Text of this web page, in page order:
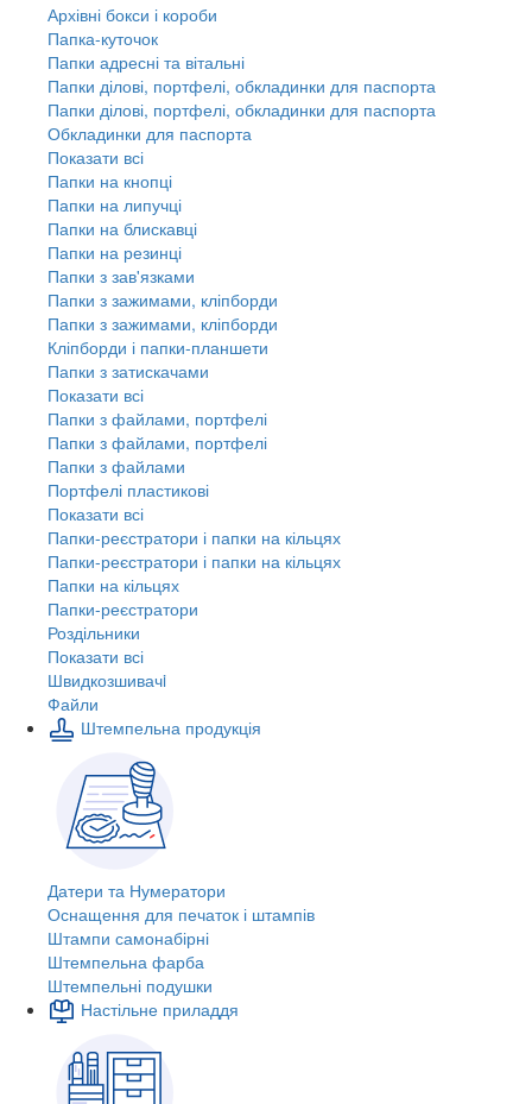
Архівні бокси і короби
Папка-куточок
Папки адресні та вітальні
Папки ділові, портфелі, обкладинки для паспорта
Папки ділові, портфелі, обкладинки для паспорта
Обкладинки для паспорта
Показати всі
Папки на кнопці
Папки на липучці
Папки на блискавці
Папки на резинці
Папки з зав'язками
Папки з зажимами, кліпборди
Папки з зажимами, кліпборди
Кліпборди і папки-планшети
Папки з затискачами
Показати всі
Папки з файлами, портфелі
Папки з файлами, портфелі
Папки з файлами
Портфелі пластикові
Показати всі
Папки-реєстратори і папки на кільцях
Папки-реєстратори і папки на кільцях
Папки на кільцях
Папки-реєстратори
Роздільники
Показати всі
Швидкозшивачi
Файли
Штемпельна продукція
Датери та Нумератори
Оснащення для печаток і штампів
Штампи самонабірні
Штемпельна фарба
Штемпельні подушки
Настільне приладдя